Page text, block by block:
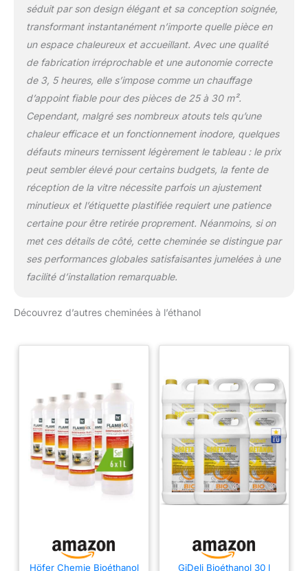
séduit par son design élégant et sa conception soignée,
transformant instantanément n’importe quelle pièce en
un espace chaleureux et accueillant. Avec une qualité
de fabrication irréprochable et une autonomie correcte
de 3, 5 heures, elle s’impose comme un chauffage
d’appoint fiable pour des pièces de 25 à 30 m².
Cependant, malgré ses nombreux atouts tels qu’une
chaleur efficace et un fonctionnement inodore, quelques
défauts mineurs ternissent légèrement le tableau : le prix
peut sembler élevé pour certains budgets, la fente de
réception de la vitre nécessite parfois un ajustement
minutieux et l’étiquette plastifiée requiert une patience
certaine pour être retirée proprement. Néanmoins, si on
met ces détails de côté, cette cheminée se distingue par
ses performances globales satisfaisantes jumelées à une
facilité d’installation remarquable.
Découvrez d’autres cheminées à l’éthanol
Höfer Chemie Bioéthanol
GiDeli Bioéthanol 30 l